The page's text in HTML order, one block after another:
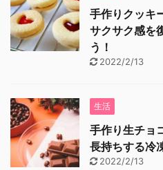
手作りクッキ
サクサク感を
う！
2022/2/13
生活
手作り生チョ
長持ちする冷
2022/2/13